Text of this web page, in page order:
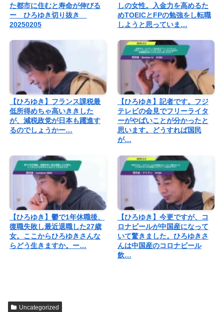
た都市に住むと寿命が伸びる
ー ひろゆき切り抜き
20250205
しの女性。入金力を高めるた
めTOEICとFPの勉強をし転職
しようと思っていま…
【ひろゆき】フランス課税最
低所得めちゃ高いききした
が、減税政党が日本も躍進す
るのでしょうかー…
【ひろゆき】記者です。フジ
テレビの会見でフリーライタ
ーがやばいことが分かったと
思います。どうすれば国民
が…
【ひろゆき】鬱で1年休職後、
復職失敗し最近退職した27歳
女。ここからひろゆきさんな
らどう生きますか。ー…
【ひろゆき】今更ですが、コ
ロナビールが中国産になって
いて驚きました。ひろゆきさ
んは中国産のコロナビール
飲…
Uncategorized